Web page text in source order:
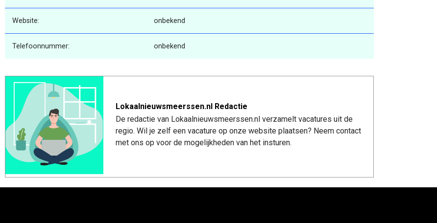
Website: onbekend
Telefoonnummer: onbekend
Lokaalnieuwsmeerssen.nl Redactie
De redactie van Lokaalnieuwsmeerssen.nl verzamelt vacatures uit de
regio. Wil je zelf een vacature op onze website plaatsen? Neem contact
met ons op voor de mogelijkheden van het insturen.